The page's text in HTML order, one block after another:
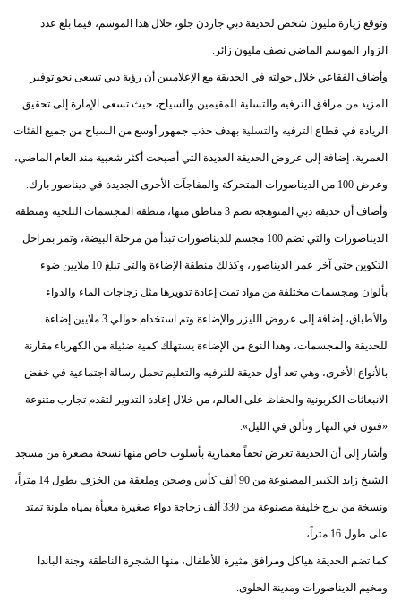
وتوقع زيارة مليون شخص لحديقة دبي جاردن جلو، خلال هذا الموسم، فيما بلغ عدد
الزوار الموسم الماضي نصف مليون زائر.
وأضاف الفقاعي خلال جولته في الحديقة مع الإعلاميين أن رؤية دبي تسعى نحو توفير
المزيد من مرافق الترفيه والتسلية للمقيمين والسياح، حيث تسعى الإمارة إلى تحقيق
الريادة في قطاع الترفيه والتسلية بهدف جذب جمهور أوسع من السياح من جميع الفئات
العمرية، إضافة إلى عروض الحديقة العديدة التي أصبحت أكثر شعبية منذ العام الماضي،
وعرض 100 من الديناصورات المتحركة والمفاجآت الأخرى الجديدة في ديناصور بارك.
وأضاف أن حديقة دبي المتوهجة تضم 3 مناطق منها، منطقة المجسمات الثلجية ومنطقة
الديناصورات والتي تضم 100 مجسم للديناصورات تبدأ من مرحلة البيضة، وتمر بمراحل
التكوين حتى آخر عمر الديناصور، وكذلك منطقة الإضاءة والتي تبلغ 10 ملايين ضوء
بألوان ومجسمات مختلفة من مواد تمت إعادة تدويرها مثل زجاجات الماء والدواء
والأطباق، إضافة إلى عروض الليزر والإضاءة وتم استخدام حوالي 3 ملايين إضاءة
للحديقة والمجسمات، وهذا النوع من الإضاءة يستهلك كمية ضئيلة من الكهرباء مقارنة
بالأنواع الأخرى، وهي تعد أول حديقة للترفيه والتعليم تحمل رسالة اجتماعية في خفض
الانبعاثات الكربونية والحفاظ على العالم، من خلال إعادة التدوير لتقدم تجارب متنوعة
«فنون في النهار وتألق في الليل».
وأشار إلى أن الحديقة تعرض تحفاً معمارية بأسلوب خاص منها نسخة مصغرة من مسجد
الشيخ زايد الكبير المصنوعة من 90 ألف كأس وصحن وملعقة من الخزف بطول 14 متراً،
ونسخة من برج خليفة مصنوعة من 330 ألف زجاجة دواء صغيرة معبأة بمياه ملونة تمتد
على طول 16 متراً،
كما تضم الحديقة هياكل ومرافق مثيرة للأطفال، منها الشجرة الناطقة وجنة الباندا
ومخيم الديناصورات ومدينة الحلوى.